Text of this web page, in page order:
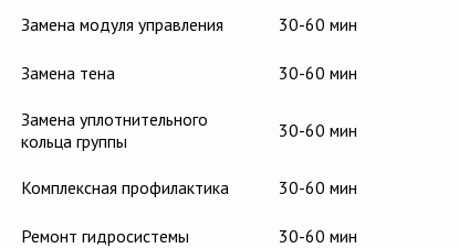
Замена модуля управления 30-60 мин
Замена тена 30-60 мин
Замена уплотнительного
кольца группы
30-60 мин
Комплексная профилактика 30-60 мин
Ремонт гидросистемы 30-60 мин